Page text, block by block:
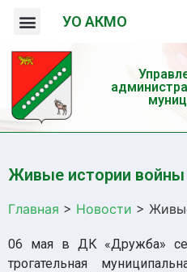
УО АКМО
Живые истории войны
Главная > Новости >
06 мая в ДК «Дружба»
трогательная